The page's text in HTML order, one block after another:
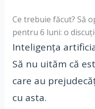
Ce trebuie făcut? Să
pentru 6 luni: o
Inteligența
Să nu uităm că
care au
cu asta.